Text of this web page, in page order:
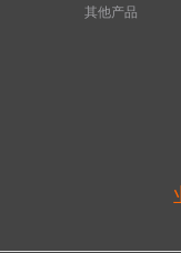
其他产品